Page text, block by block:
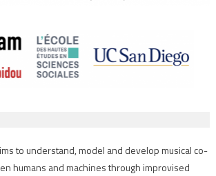
to understand, model and develop musical co-
humans and machines through improvised